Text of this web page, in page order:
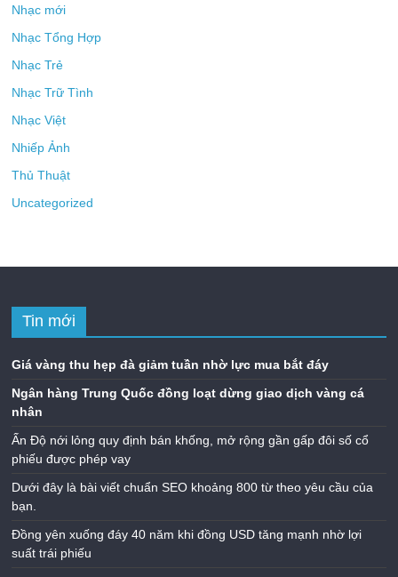
Nhạc mới
Nhạc Tổng Hợp
Nhạc Trẻ
Nhạc Trữ Tình
Nhạc Việt
Nhiếp Ảnh
Thủ Thuật
Uncategorized
Tin mới
Giá vàng thu hẹp đà giảm tuần nhờ lực mua bắt đáy
Ngân hàng Trung Quốc đồng loạt dừng giao dịch vàng cá
nhân
Ấn Độ nới lỏng quy định bán khống, mở rộng gần gấp đôi số cổ
phiếu được phép vay
Dưới đây là bài viết chuẩn SEO khoảng 800 từ theo yêu cầu của
bạn.
Đồng yên xuống đáy 40 năm khi đồng USD tăng mạnh nhờ lợi
suất trái phiếu